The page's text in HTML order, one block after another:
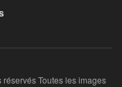
Toutes les images